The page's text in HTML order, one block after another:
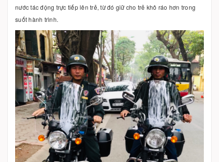
nước tác động trực tiếp lên trẻ, từ đó giữ cho trẻ khô ráo hơn trong
suốt hành trình.